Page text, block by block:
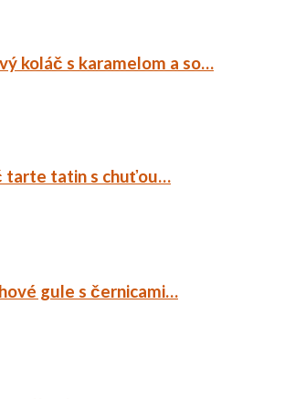
koláč s karamelom a so…
tarte tatin s chuťou…
gule s černicami…